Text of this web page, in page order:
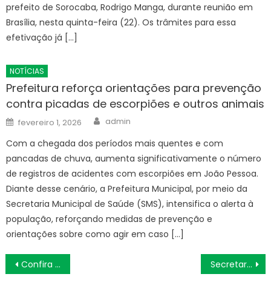
prefeito de Sorocaba, Rodrigo Manga, durante reunião em
Brasília, nesta quinta-feira (22). Os trâmites para essa
efetivação já […]
NOTÍCIAS
Prefeitura reforça orientações para prevenção
contra picadas de escorpiões e outros animais
Posted
on
fevereiro 1, 2026 Author
admin
Com a chegada dos períodos mais quentes e com
pancadas de chuva, aumenta significativamente o número
de registros de acidentes com escorpiões em João Pessoa.
Diante desse cenário, a Prefeitura Municipal, por meio da
Secretaria Municipal de Saúde (SMS), intensifica o alerta à
população, reforçando medidas de prevenção e
orientações sobre como agir em caso […]
Navegação
de
Confira a programação da operação Cata-bagulho das próximas semanas – Prefeitura Estância Turística Guaratinguetá Secretarias municipais se reúnem para alinhamento de ações de mobilidade em João Pessoa